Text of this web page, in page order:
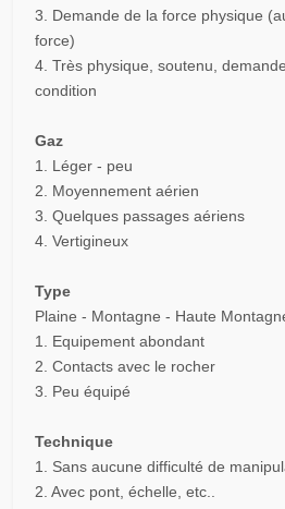
3. Demande de la force physique
force)
4. Très physique, soutenu,
condition
Gaz
1. Léger - peu
2. Moyennement aérien
3. Quelques passages aériens
4. Vertigineux
Type
Plaine - Montagne - Haute
1. Equipement abondant
2. Contacts avec le rocher
3. Peu équipé
Technique
1. Sans aucune difficulté de
2. Avec pont, échelle, etc..